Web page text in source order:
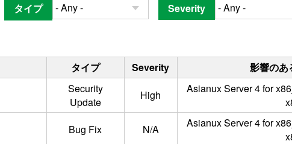
タイプ Severity
タイプ Severity 影響のあ
Security
Update
High
Asianux Server 4 for
Bug Fix N/A
Asianux Server 4 for